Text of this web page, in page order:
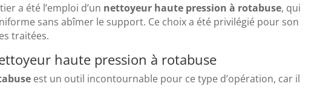
a été l’emploi d’un nettoyeur haute pression à rotabuse, qui
sans abîmer le support. Ce choix a été privilégié pour son
traitées.
haute pression à rotabuse
est un outil incontournable pour ce type d’opération, car il